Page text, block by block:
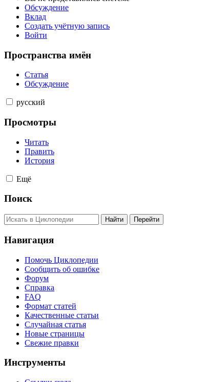
Обсуждение
Вклад
Создать учётную запись
Войти
Пространства имён
Статья
Обсуждение
русский
Просмотры
Читать
Править
История
Ещё
Поиск
Навигация
Помочь Циклопедии
Сообщить об ошибке
Форум
Справка
FAQ
Формат статей
Качественные статьи
Случайная статья
Новые страницы
Свежие правки
Инструменты